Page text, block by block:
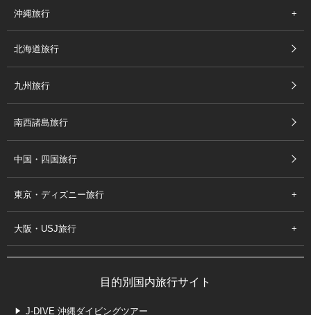
沖縄旅行
北海道旅行
九州旅行
南西諸島旅行
中国・四国旅行
東京・ディズニー旅行
大阪・USJ旅行
目的別国内旅行サイト
J-DIVE 沖縄ダイビングツアー